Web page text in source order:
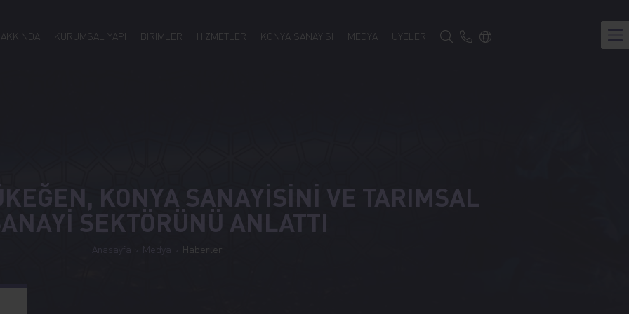
KURUMSAL YAPI BİRİMLER HİZMETLER KONYA SANAYİSİ MEDYA ÜYELER
Google Translate
KONYA SANAYİSİNİ VE TARIMSAL
SEKTÖRÜNÜ ANLATTI
Anasayfa Medya Haberler